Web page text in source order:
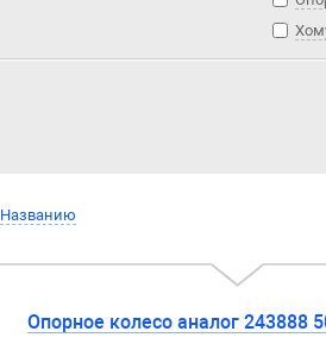
Названию
Опорное колесо аналог 243888